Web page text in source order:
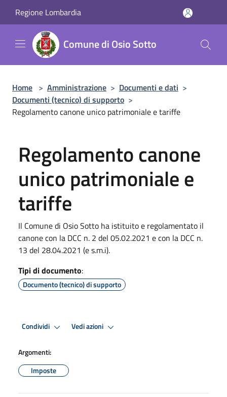
Regione Lombardia
Comune di Osio Sotto
Home > Amministrazione > Documenti e dati >
Documenti (tecnico) di supporto >
Regolamento canone unico patrimoniale e tariffe
Regolamento canone
unico patrimoniale e
tariffe
Il Comune di Osio Sotto ha istituito e regolamentato il
canone con la DCC n. 2 del 05.02.2021 e con la DCC n.
13 del 28.04.2021 (e s.m.i).
Tipi di documento:
Documento (tecnico) di supporto
Condividi Vedi azioni
Argomenti:
Imposte